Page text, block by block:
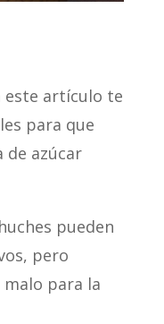
este artículo te
para que
de azúcar
pueden
pero
malo para la